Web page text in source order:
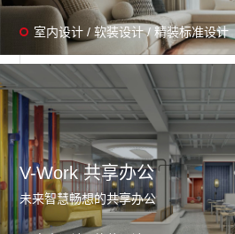
室内设计 / 软装设计 / 精装标准设计
V-Work 共享办公
未来智慧畅想的共享办公